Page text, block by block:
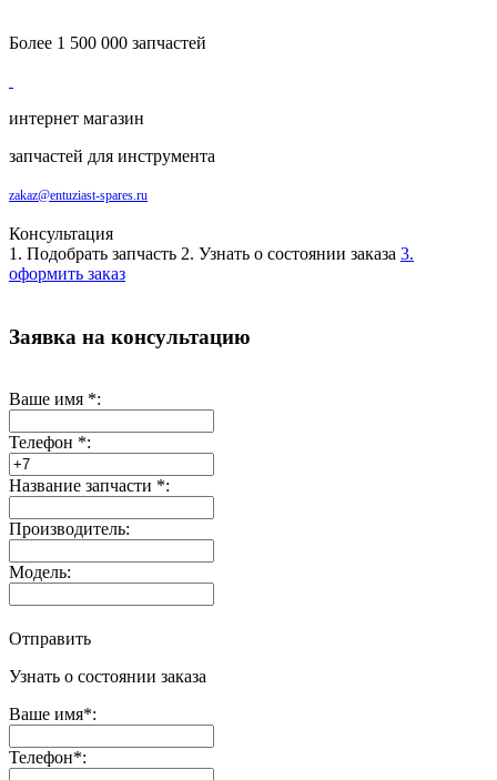
Более 1 500 000 запчастей
интернет магазин
запчастей для инструмента
zakaz@entuziast-spares.ru
Консультация
1. Подобрать запчасть 2. Узнать о состоянии заказа 3.
оформить заказ
Заявка на консультацию
Ваше имя *:
Телефон *:
Название запчасти *:
Производитель:
Модель:
Отправить
Узнать о состоянии заказа
Ваше имя*:
Телефон*: